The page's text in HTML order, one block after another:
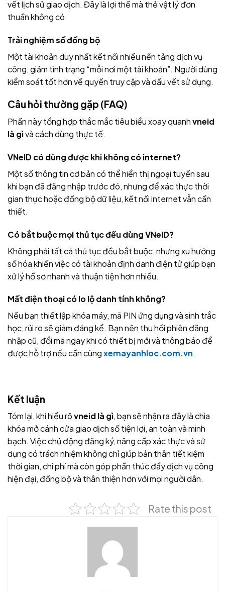
vết lịch sử giao dịch. Đây là lợi thế mà thẻ vật lý đơn
thuần không có.
Trải nghiệm số đồng bộ
Một tài khoản duy nhất kết nối nhiều nền tảng dịch vụ
công, giảm tình trạng “mỗi nơi một tài khoản”. Người dùng
kiểm soát tốt hơn về quyền truy cập và dấu vết sử dụng.
Câu hỏi thường gặp (FAQ)
Phần này tổng hợp thắc mắc tiêu biểu xoay quanhvneid
là gìvà cách dùng thực tế.
VNeID có dùng được khi không có internet?
Một số thông tin cơ bản có thể hiển thị ngoại tuyến sau
khi bạn đã đăng nhập trước đó, nhưng để xác thực thời
gian thực hoặc đồng bộ dữ liệu, kết nối internet vẫn cần
thiết.
Có bắt buộc mọi thủ tục đều dùng VNeID?
Không phải tất cả thủ tục đều bắt buộc, nhưng xu hướng
số hóa khiến việc có tài khoản định danh điện tử giúp bạn
xử lý hồ sơ nhanh và thuận tiện hơn nhiều.
Mất điện thoại có lo lộ danh tính không?
Nếu bạn thiết lập khóa máy, mã PIN ứng dụng và sinh trắc
học, rủi ro sẽ giảm đáng kể. Bạn nên thu hồi phiên đăng
nhập cũ, đổi mã ngay khi có thiết bị mới và thông báo để
được hỗ trợ nếu cần cùngxemayanhloc.com.vn.
Kết luận
Tóm lại, khi hiểu rõvneid là gì, bạn sẽ nhận ra đây là chìa
khóa mở cánh cửa giao dịch số tiện lợi, an toàn và minh
bạch. Việc chủ động đăng ký, nâng cấp xác thực và sử
dụng có trách nhiệm không chỉ giúp bản thân tiết kiệm
thời gian, chi phí mà còn góp phần thúc đẩy dịch vụ công
hiện đại, đồng bộ và thân thiện hơn với mọi người dân.
Rate this post